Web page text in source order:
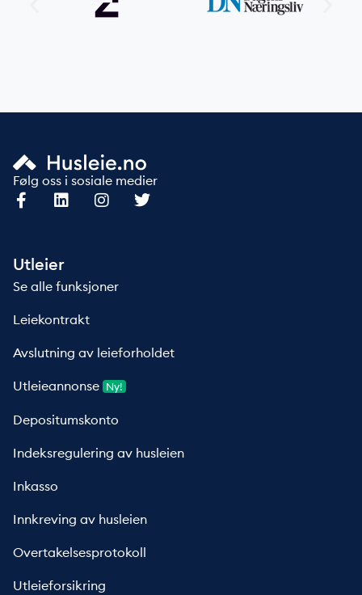
Følg oss i sosiale medier
Utleier
Se alle funksjoner
Leiekontrakt
Avslutning av leieforholdet
Utleieannonse Ny!
Depositumskonto
Indeksregulering av husleien
Inkasso
Innkreving av husleien
Overtakelsesprotokoll
Utleieforsikring